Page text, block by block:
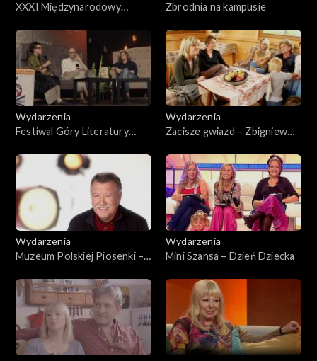
XXXI Międzynarodowy
Krystyny Jamroz w Busku-
Zdroju 2025
Zbrodnia na kampusie
Wydarzenia
Festiwal Góry Literatury
Wydarzenia
Zacisze gwiazd – Zbigniew
Wydarzenia
Muzeum Polskiej Piosenki –
Wydarzenia
Mini Szansa – Dzień Dziecka